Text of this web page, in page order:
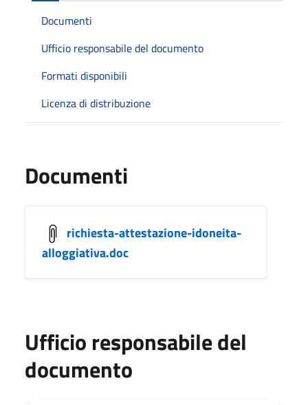
Documenti
Ufficio responsabile del documento
Formati disponibili
Licenza di distribuzione
Documenti
richiesta-attestazione-idoneita-
alloggiativa.doc
Ufficio responsabile del
documento